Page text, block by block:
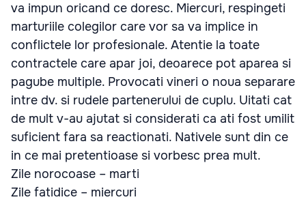
va impun oricand ce doresc. Miercuri, respingeti
marturiile colegilor care vor sa va implice in
conflictele lor profesionale. Atentie la toate
contractele care apar joi, deoarece pot aparea si
pagube multiple. Provocati vineri o noua separare
intre dv. si rudele partenerului de cuplu. Uitati cat
de mult v-au ajutat si considerati ca ati fost umilit
suficient fara sa reactionati. Nativele sunt din ce
in ce mai pretentioase si vorbesc prea mult.
Zile norocoase – marti
Zile fatidice – miercuri